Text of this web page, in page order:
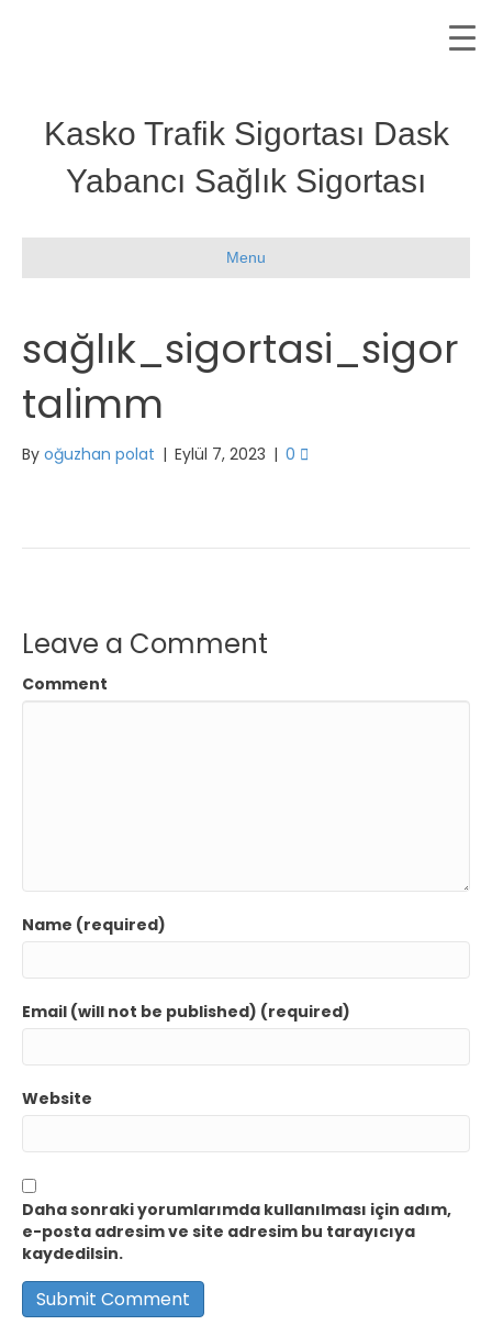
Kasko Trafik Sigortası Dask
Yabancı Sağlık Sigortası
Menu
sağlık_sigortasi_sigor
talimm
By oğuzhan polat | Eylül 7, 2023 | 0
Leave a Comment
Comment
Name (required)
Email (will not be published) (required)
Website
Daha sonraki yorumlarımda kullanılması için adım,
e-posta adresim ve site adresim bu tarayıcıya
kaydedilsin.